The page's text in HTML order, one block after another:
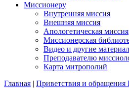
Миссионеру
Внутренняя миссия
Внешняя миссия
Апологетическая миссия
Миссионерская
Видео и другие
Преподавателю
Карта митрополий
Главная | Приветствия и обращения